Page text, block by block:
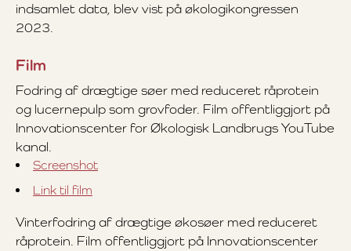
indsamlet data, blev vist på økologikongressen
2023.
Film
Fodring af drægtige søer med reduceret råprotein
og lucernepulp som grovfoder. Film offentliggjort på
Innovationscenter for Økologisk Landbrugs YouTube
kanal.
Screenshot
Link til film
Vinterfodring af drægtige økosøer med reduceret
råprotein. Film offentliggjort på Innovationscenter